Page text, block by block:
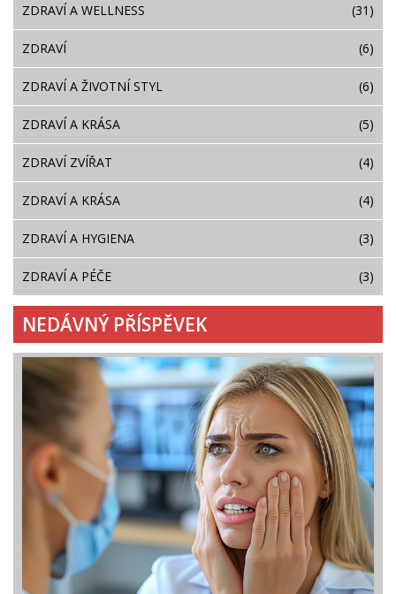
ZDRAVÍ A WELLNESS (31)
ZDRAVÍ (6)
ZDRAVÍ A ŽIVOTNÍ STYL (6)
ZDRAVÍ A KRÁSA (5)
ZDRAVÍ ZVÍŘAT (4)
ZDRAVÍ A KRÁSA (4)
ZDRAVÍ A HYGIENA (3)
ZDRAVÍ A PÉČE (3)
NEDÁVNÝ PŘÍSPĚVEK